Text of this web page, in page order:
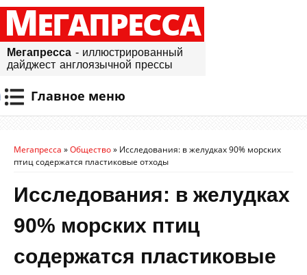
МЕГАПРЕССА
Мегапресса - иллюстрированный
дайджест англоязычной прессы
Главное меню
Мегапресса »Общество» Исследования: в желудках 90% морских
птиц содержатся пластиковые отходы
Исследования: в желудках
90% морских птиц
содержатся пластиковые